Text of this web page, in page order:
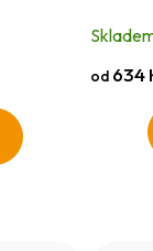
od 634